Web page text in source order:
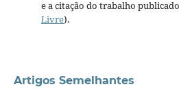
e a citação do trabalho
Livre).
Artigos Semelhantes